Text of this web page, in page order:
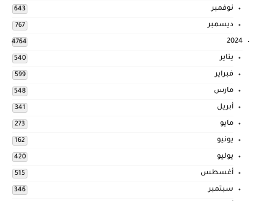
نوفمبر 643
ديسمبر 767
2024
4764
يناير 540
فبراير 599
مارس 548
أبريل 341
مايو 273
يونيو 162
يوليو 420
أغسطس 515
سبتمبر 346